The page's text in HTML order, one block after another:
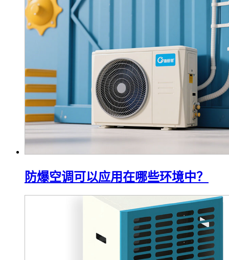
防爆空调可以应用在哪些环境中？